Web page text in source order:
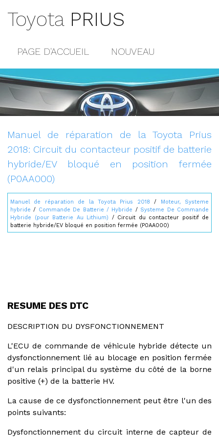
Toyota PRIUS
PAGE D'ACCUEIL NOUVEAU
POPULAIRE
CONTACTS
Manuel de réparation de la Toyota Prius
2018: Circuit du contacteur positif de batterie
hybride/EV bloqué en position fermée
(P0AA000)
Manuel de réparation de la Toyota Prius 2018 /
Moteur, Systeme
hybride / Commande De Batterie / Hybride / Systeme De Commande
Hybride (pour Batterie Au Lithium) / Circuit du contacteur positif de
batterie hybride/EV bloqué en position fermée (P0AA000)
RESUME DES DTC
DESCRIPTION DU DYSFONCTIONNEMENT
L'ECU de commande de véhicule hybride détecte un
dysfonctionnement lié au blocage en position fermée
d'un relais principal du système du côté de la borne
positive (+) de la batterie HV.
La cause de ce dysfonctionnement peut être l'un des
points suivants:
Dysfonctionnement du circuit interne de capteur de